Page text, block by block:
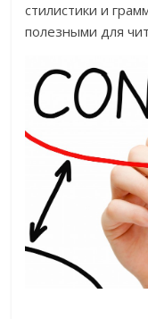
стилистики и
полезными для